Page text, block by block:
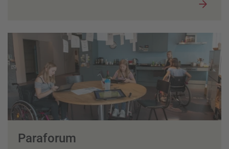
Paraforum